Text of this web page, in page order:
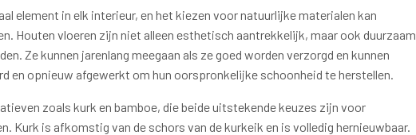
element in elk interieur, en het kiezen voor natuurlijke materialen kan
Houten vloeren zijn niet alleen esthetisch aantrekkelijk, maar ook duurzaam
Ze kunnen jarenlang meegaan als ze goed worden verzorgd en kunnen
en opnieuw afgewerkt om hun oorspronkelijke schoonheid te herstellen.
zoals kurk en bamboe, die beide uitstekende keuzes zijn voor
Kurk is afkomstig van de schors van de kurkeik en is volledig hernieuwbaar.